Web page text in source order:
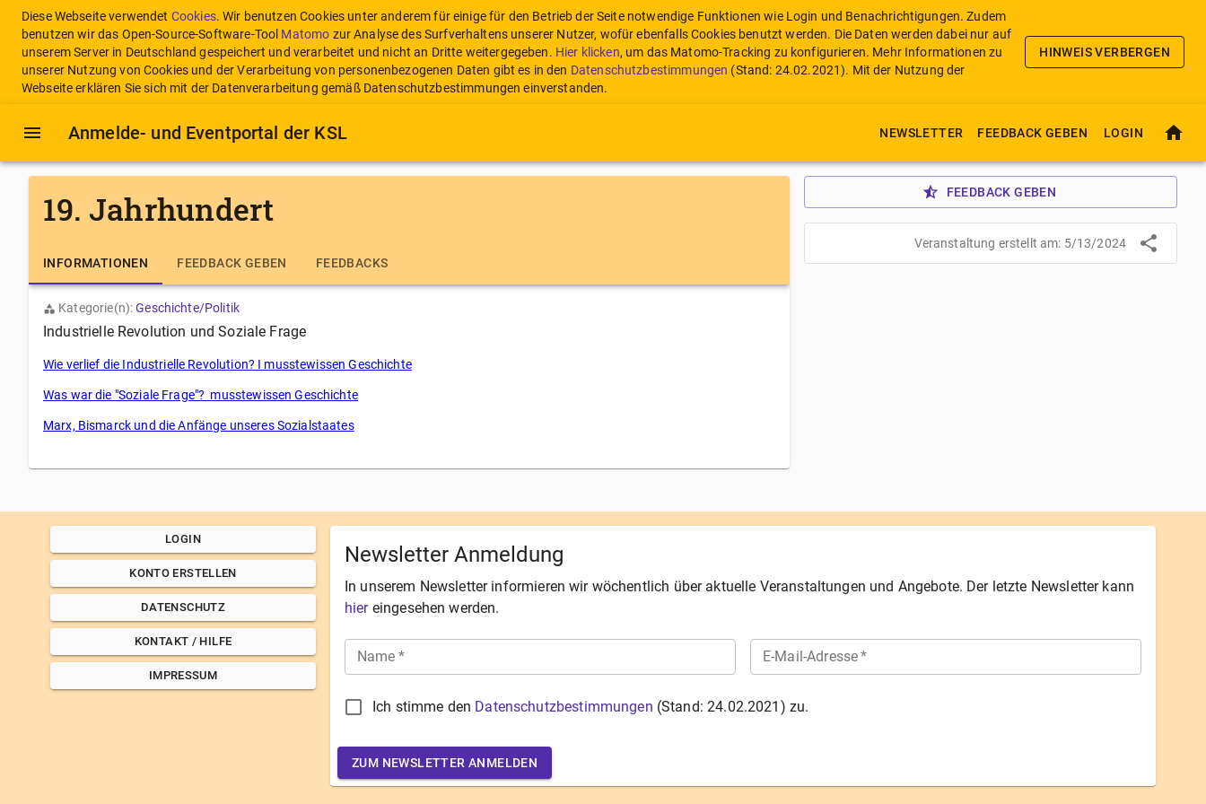
Diese Webseite verwendet Cookies. Wir benutzen Cookies unter anderem für einige für den Betrieb der Seite notwendige Funktionen wie Login und Benachrichtigungen. Zudem
benutzen wir das Open-Source-Software-Tool Matomo zur Analyse des Surfverhaltens unserer Nutzer, wofür ebenfalls Cookies benutzt werden. Die Daten werden dabei nur auf
unserem Server in Deutschland gespeichert und verarbeitet und nicht an Dritte weitergegeben. Hier klicken, um das Matomo-Tracking zu konfigurieren. Mehr Informationen zu
unserer Nutzung von Cookies und der Verarbeitung von personenbezogenen Daten gibt es in den Datenschutzbestimmungen (Stand: 24.02.2021). Mit der Nutzung der
Webseite erklären Sie sich mit der Datenverarbeitung gemäß Datenschutzbestimmungen einverstanden.
HINWEIS VERBERGEN
Anmelde- und Eventportal der KSL NEWSLETTER FEEDBACK GEBEN LOGIN
19. Jahrhundert
INFORMATIONEN FEEDBACK GEBEN FEEDBACKS
Kategorie(n): Geschichte/Politik
Industrielle Revolution und Soziale Frage
Wie verlief die Industrielle Revolution? I musstewissen Geschichte
Was war die "Soziale Frage"? musstewissen Geschichte
Marx, Bismarck und die Anfänge unseres Sozialstaates
FEEDBACK GEBEN
Veranstaltung erstellt am: 5/13/2024
LOGIN
KONTO ERSTELLEN
DATENSCHUTZ
KONTAKT / HILFE
IMPRESSUM
Newsletter Anmeldung
In unserem Newsletter informieren wir wöchentlich über aktuelle Veranstaltungen und Angebote. Der letzte Newsletter kann
hier eingesehen werden.
Name * E-Mail-Adresse*
Ich stimme den Datenschutzbestimmungen (Stand:24.02.2021 ) zu.
ZUM NEWSLETTER ANMELDEN